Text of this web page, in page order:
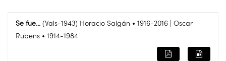
Se fue... (Vals-1943) Horacio Salgán • 1916-2016 | Oscar
Rubens • 1914-1984